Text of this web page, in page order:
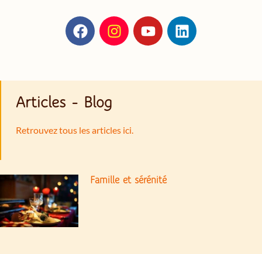
Articles - Blog
Retrouvez tous les articles ici.
Famille et sérénité